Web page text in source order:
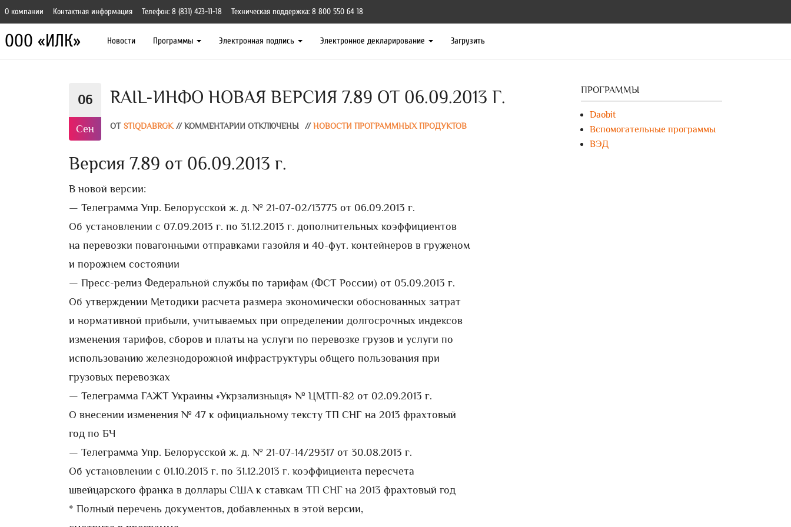
О компании Контактная информация Телефон: 8 (831) 423-11-18 Техническая поддержка: 8 800 550 64 18
ООО «ИЛК» Новости Программы Электронная подпись Электронное декларирование Загрузить
06
Сен
RAIL-ИНФО НОВАЯ ВЕРСИЯ 7.89 ОТ 06.09.2013 Г.
ОТ STIQDABRGK // КОММЕНТАРИИ ОТКЛЮЧЕНЫ // НОВОСТИ ПРОГРАММНЫХ ПРОДУКТОВ
Версия 7.89 от 06.09.2013 г.
В новой версии:
— Телеграмма Упр. Белорусской ж. д. № 21-07-02/13775 от 06.09.2013 г.
Об установлении с 07.09.2013 г. по 31.12.2013 г. дополнительных коэффициентов
на перевозки повагонными отправками газойля и 40-фут. контейнеров в груженом
и порожнем состоянии
— Пресс-релиз Федеральной службы по тарифам (ФСТ России) от 05.09.2013 г.
Об утверждении Методики расчета размера экономически обоснованных затрат
и нормативной прибыли, учитываемых при определении долгосрочных индексов
изменения тарифов, сборов и платы на услуги по перевозке грузов и услуги по
использованию железнодорожной инфраструктуры общего пользования при
грузовых перевозках
— Телеграмма ГАЖТ Украины «Укрзализныця» № ЦМТП-82 от 02.09.2013 г.
О внесении изменения № 47 к официальному тексту ТП СНГ на 2013 фрахтовый
год по БЧ
— Телеграмма Упр. Белорусской ж. д. № 21-07-14/29317 от 30.08.2013 г.
Об установлении с 01.10.2013 г. по 31.12.2013 г. коэффициента пересчета
швейцарского франка в доллары США к ставкам ТП СНГ на 2013 фрахтовый год
* Полный перечень документов, добавленных в этой версии,
ПРОГРАММЫ
Daobit
Вспомогательные программы
ВЭД